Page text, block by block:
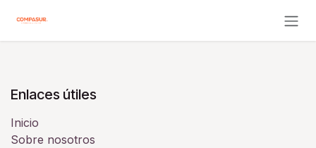
Enlaces útiles
Inicio
Sobre nosotros